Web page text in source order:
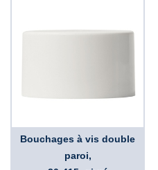
Bouchages à vis double
paroi,